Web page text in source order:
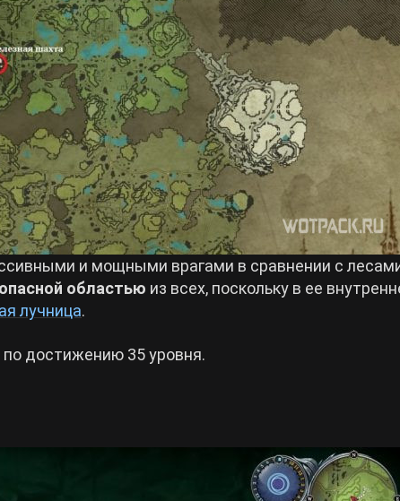
и мощными врагами в сравнении с
областью из всех, поскольку в ее
лучница.
по достижению 35 уровня.